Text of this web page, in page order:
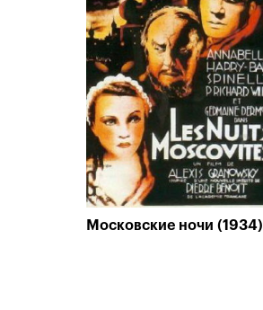
Московские ночи (1934)